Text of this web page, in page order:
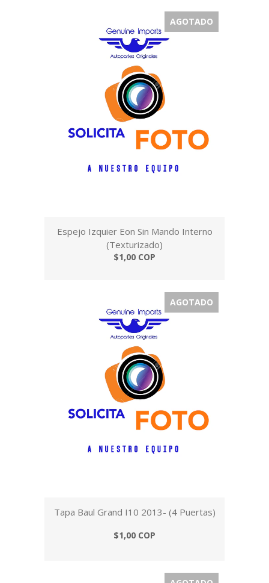
AGOTADO
Espejo Izquier Eon Sin Mando Interno
(Texturizado)
$1,00 COP
AGOTADO
Tapa Baul Grand I10 2013- (4 Puertas)
$1,00 COP